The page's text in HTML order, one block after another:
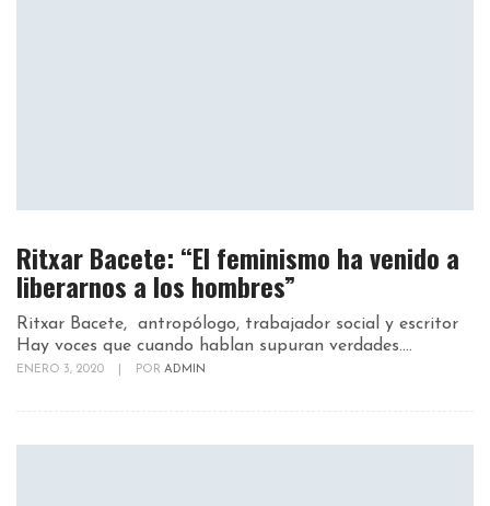
Ritxar Bacete: “El feminismo ha venido a
liberarnos a los hombres”
Ritxar Bacete, antropólogo, trabajador social y escritor
Hay voces que cuando hablan supuran verdades....
ENERO 3, 2020 POR ADMIN